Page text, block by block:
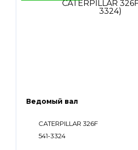
Ведомый вал
CATERPILLAR 326F
541-3324